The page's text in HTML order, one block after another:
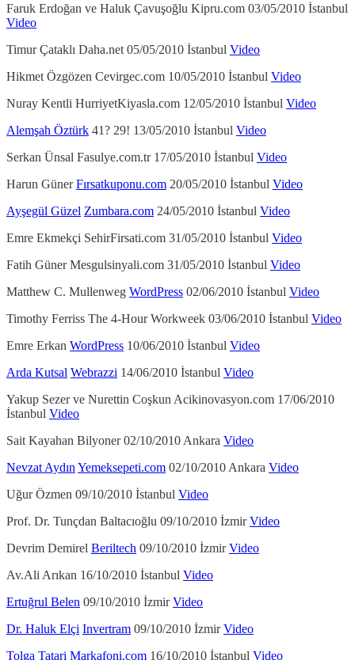
Faruk Erdoğan ve Haluk Çavuşoğlu Kipru.com 03/05/2010 İstanbul
Video
Timur Çataklı Daha.net 05/05/2010 İstanbul Video
Hikmet Özgözen Cevirgec.com 10/05/2010 İstanbul Video
Nuray Kentli HurriyetKiyasla.com 12/05/2010 İstanbul Video
Alemşah Öztürk 41? 29! 13/05/2010 İstanbul Video
Serkan Ünsal Fasulye.com.tr 17/05/2010 İstanbul Video
Harun GünerFırsatkuponu.com 20/05/2010 İstanbul Video
Ayşegül Güzel Zumbara.com 24/05/2010 İstanbul Video
Emre Ekmekçi SehirFirsati.com 31/05/2010 İstanbul Video
Fatih Güner Mesgulsinyali.com 31/05/2010 İstanbul Video
Matthew C. Mullenweg WordPress 02/06/2010 İstanbul Video
Timothy Ferriss The 4-Hour Workweek 03/06/2010 İstanbul Video
Emre Erkan WordPress 10/06/2010 İstanbul Video
Arda Kutsal Webrazzi 14/06/2010 İstanbul Video
Yakup Sezer ve Nurettin Coşkun Acikinovasyon.com 17/06/2010
İstanbul Video
Sait Kayahan Bilyoner 02/10/2010 Ankara Video
Nevzat Aydın Yemeksepeti.com 02/10/2010 Ankara Video
Uğur Özmen 09/10/2010 İstanbul Video
Prof. Dr. Tunçdan Baltacıoğlu 09/10/2010 İzmirVideo
Devrim Demirel Beriltech 09/10/2010 İzmirVideo
Av.Ali Arıkan 16/10/2010 İstanbul Video
Ertuğrul Belen 09/10/2010 İzmirVideo
Dr. Haluk Elçi Invertram 09/10/2010 İzmirVideo
Tolga Tatari Markafoni.com 16/10/2010 İstanbul Video